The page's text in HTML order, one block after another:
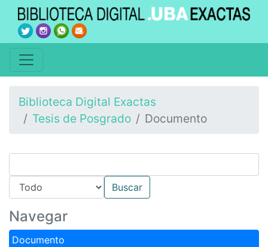
Biblioteca Digital Exactas
Tesis de Posgrado
Documento
Navegar
Documento